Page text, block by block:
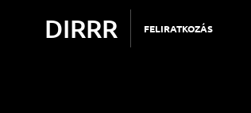
DIRRR FELIRATKOZÁS